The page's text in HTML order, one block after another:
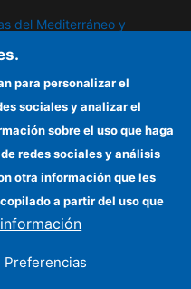
del Mediterráneo y
para personalizar el
sociales y analizar el
sobre el uso que haga
redes sociales y análisis
otra información que les
a partir del uso que
Preferencias